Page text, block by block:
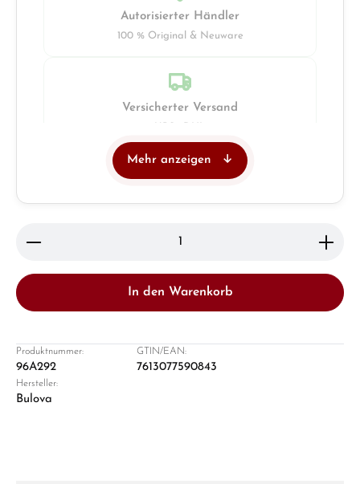
Autorisierter Händler
100 % Original & Neuware
Versicherter Versand
Mehr anzeigen
Produkt Anzahl: Gib den gewünschten Wert ein
In den Warenkorb
Produktnummer:
96A292
GTIN/EAN:
7613077590843
Hersteller:
Bulova